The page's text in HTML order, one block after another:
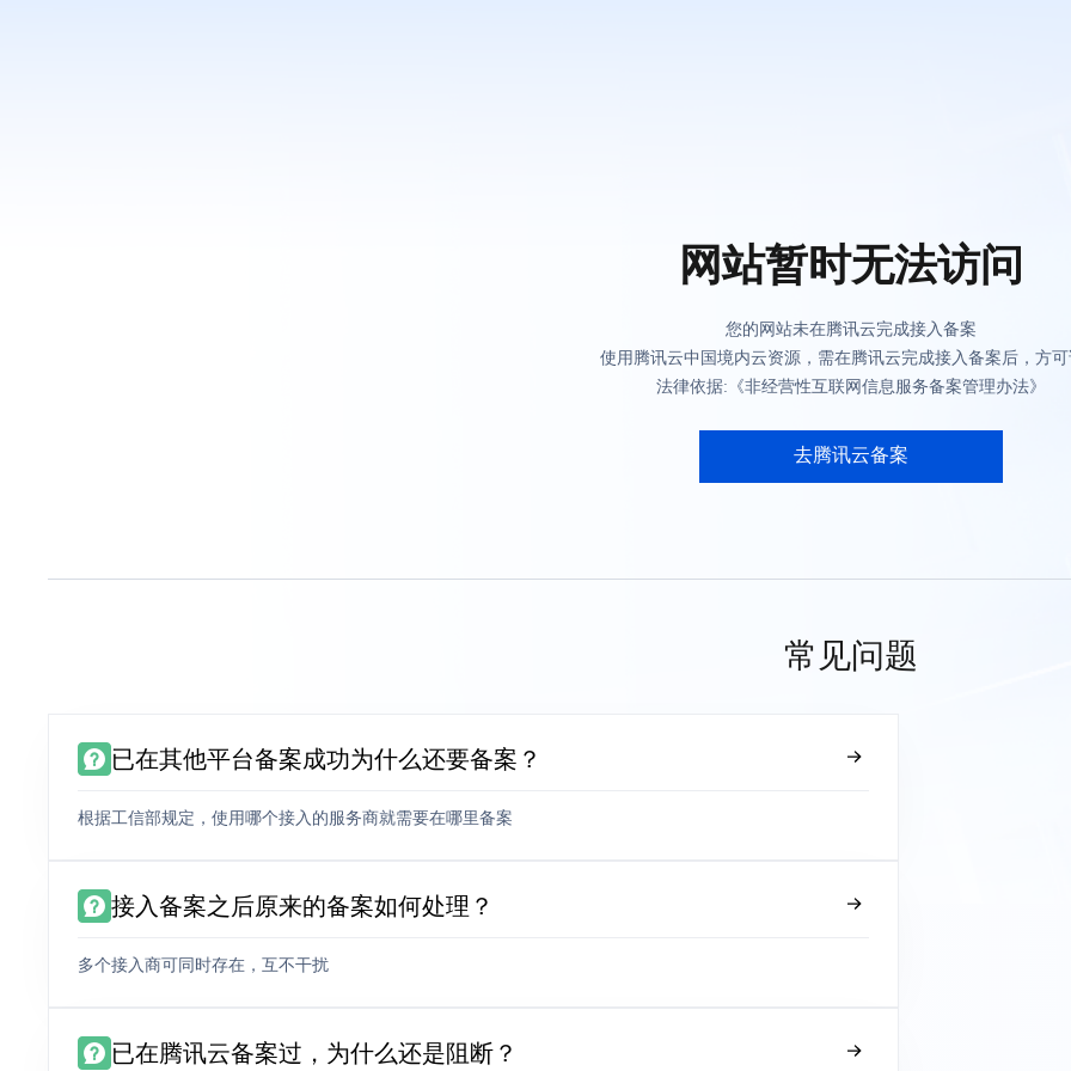
网站暂时无法访问
您的网站未在腾讯云完成接入备案
使用腾讯云中国境内云资源，需在腾讯云完成接入备案后，方
法律依据:《非经营性互联网信息服务备案管理办法》
去腾讯云备案
常见问题
已在其他平台备案成功为什么还要备案？
根据工信部规定，使用哪个接入的服务商就需要在哪里备案
接入备案之后原来的备案如何处理？
多个接入商可同时存在，互不干扰
已在腾讯云备案过，为什么还是阻断？